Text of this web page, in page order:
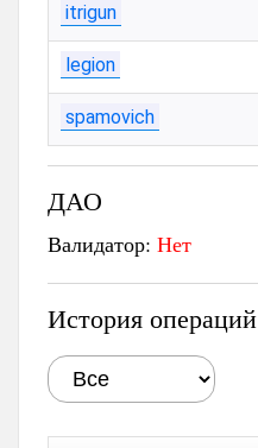
itrigun
legion
spamovich
ДАО
Валидатор: Нет
История операций